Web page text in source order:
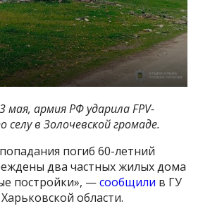
мая, армия РФ ударила FPV-
селу в Золочевской громаде.
погиб 60-летний
два частных жилых дома
постройки», —сообщили в ГУ
области.